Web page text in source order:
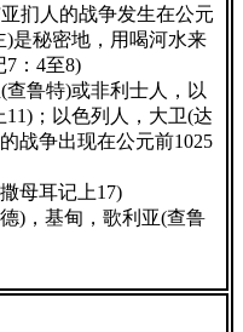
扪人的战争发生在公元
)是秘密地，用喝河水来
：4至8)
鲁特)或非利士人，以
；以色列人，大卫(达
战争出现在公元前1025
母耳记上17)
)，基甸，歌利亚(查鲁